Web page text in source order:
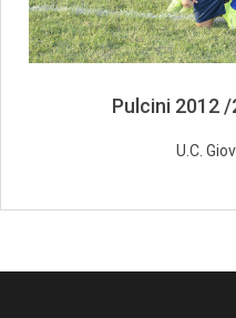
Pulcini 2012
U.C.